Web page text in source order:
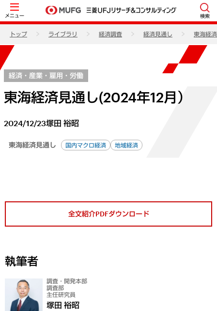
メニュー 検索
トップ ライブラリ 経済調査 経済見通し 東海経
経済・産業・雇用・労働
東海経済見通し(2024年12月）
2024/12/23塚田 裕昭
東海経済見通し 国内マクロ経済 地域経済
全文紹介PDFダウンロード
執筆者
調査・開発本部
調査部
主任研究員
塚田 裕昭